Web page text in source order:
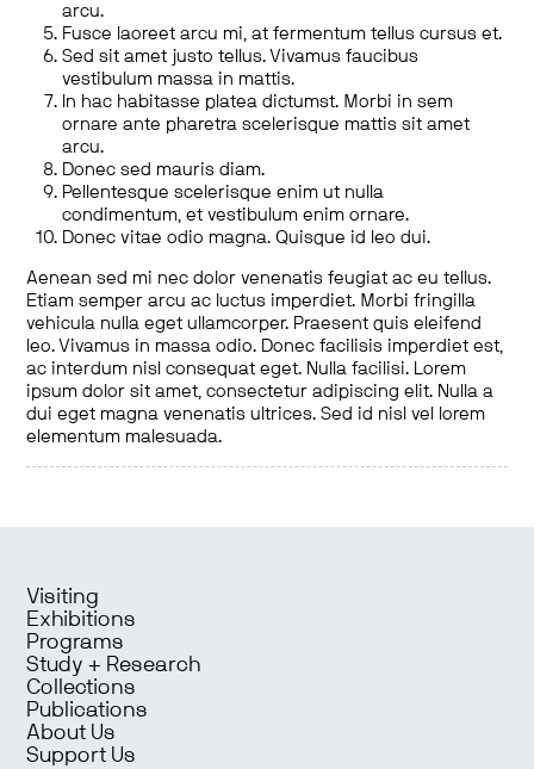
arcu.
Fusce laoreet arcu mi, at fermentum tellus cursus et.
Sed sit amet justo tellus. Vivamus faucibus
vestibulum massa in mattis.
In hac habitasse platea dictumst. Morbi in sem
ornare ante pharetra scelerisque mattis sit amet
arcu.
Donec sed mauris diam.
Pellentesque scelerisque enim ut nulla
condimentum, et vestibulum enim ornare.
Donec vitae odio magna. Quisque id leo dui.
Aenean sed mi nec dolor venenatis feugiat ac eu tellus.
Etiam semper arcu ac luctus imperdiet. Morbi fringilla
vehicula nulla eget ullamcorper. Praesent quis eleifend
leo. Vivamus in massa odio. Donec facilisis imperdiet est,
ac interdum nisl consequat eget. Nulla facilisi. Lorem
ipsum dolor sit amet, consectetur adipiscing elit. Nulla a
dui eget magna venenatis ultrices. Sed id nisl vel lorem
elementum malesuada.
Visiting
Exhibitions
Programs
Study + Research
Collections
Publications
About Us
Support Us